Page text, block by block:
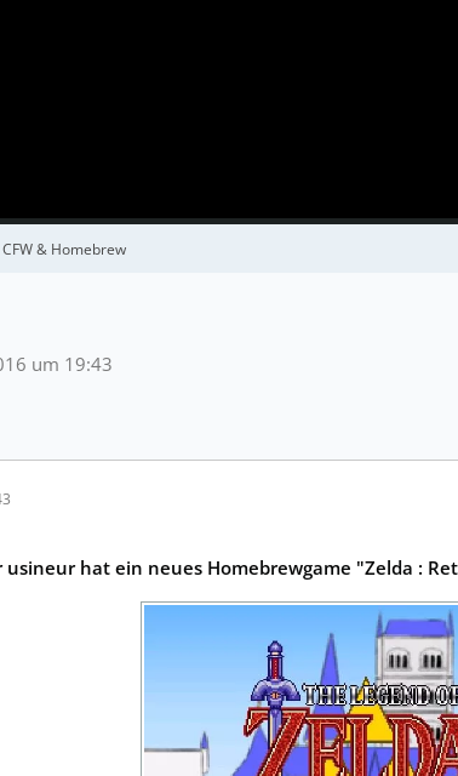
CFW & Homebrew
um 19:43
usineur hat ein neues Homebrewgame "Zelda :